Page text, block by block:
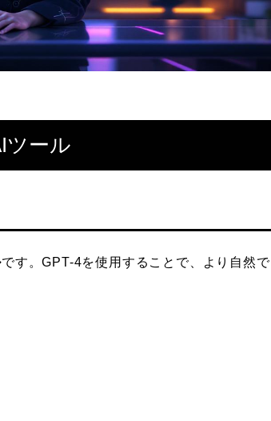
ツール
です。GPT-4を使用することで、より自然で